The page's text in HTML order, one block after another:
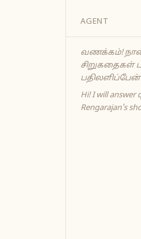
AGENT
வணக்கம்!
சிறுகதைகள்
Hi! I will answer
Rengarajan's